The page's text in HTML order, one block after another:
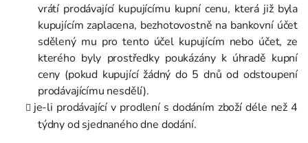
vrátí prodávající kupujícímu kupní cenu, která již byla
kupujícím zaplacena, bezhotovostně na bankovní účet
sdělený mu pro tento účel kupujícím nebo účet, ze
kterého byly prostředky poukázány k úhradě kupní
ceny (pokud kupující žádný do 5 dnů od odstoupení
prodávajícímu nesdělí).
je-li prodávající v prodlení s dodáním zboží déle než 4
týdny od sjednaného dne dodání.